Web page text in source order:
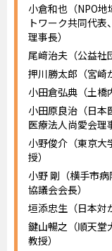
小倉和也（NPO
トワーク共同代
理事長）
尾﨑治夫（公益社
押川勝太郎（宮崎
小田倉弘典（土橋
小田原良治（日本
医療法人尚愛会理
小野俊介（東京大
授）
小野 剛（横手市
協議会会長）
垣添忠生（日本対
鍵山暢之（順天堂
教授）